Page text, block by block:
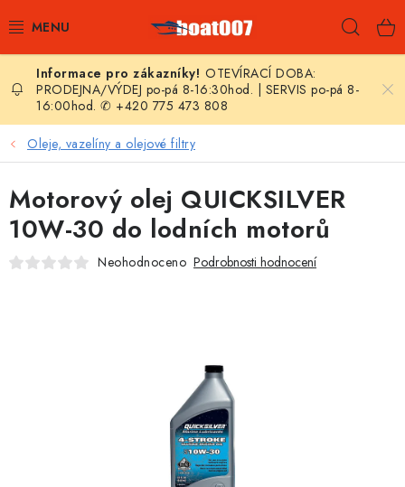
na
E-SHOP
AKČNÍ SLEVY
ZPRAVODAJ
KONTAKTY
LODNÍ ELEKTROMOTORY
OTEVÍRACÍ DOBA:
PRODEJNA/VÝDEJ po-pá 8-16:30hod. | SERVIS po-pá 8-
16:00hod. ✆ +420 775 473 808
Oleje, vazelíny a olejové filtry
Motorový olej QUICKSILVER
10W-30 do lodních motorů
Neohodnoceno Podrobnosti hodnocení